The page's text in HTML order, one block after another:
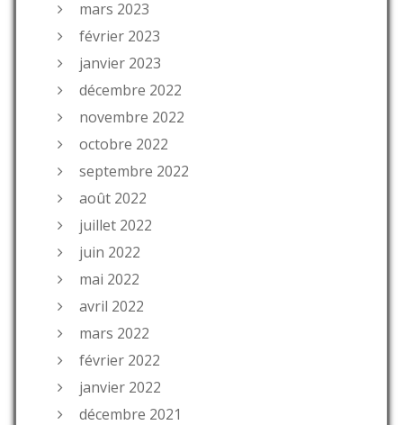
mars 2023
février 2023
janvier 2023
décembre 2022
novembre 2022
octobre 2022
septembre 2022
août 2022
juillet 2022
juin 2022
mai 2022
avril 2022
mars 2022
février 2022
janvier 2022
décembre 2021